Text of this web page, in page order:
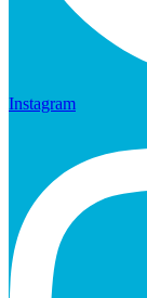
Instagram